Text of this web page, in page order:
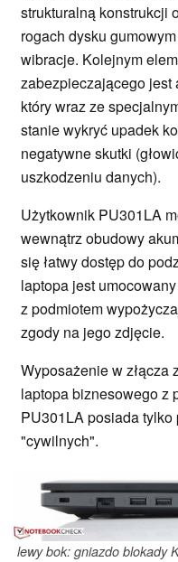
strukturalną konstrukcji
rogach dysku
wibracje. Kolejnym
zabezpieczającego jest
który wraz ze
stanie wykryć upadek
negatywne skutki
uszkodzeniu danych).
Użytkownik PU301LA
wewnątrz obudowy
się łatwy dostęp do
laptopa jest
z podmiotem
zgody na jego zdjęcie.
Wyposażenie w złącza
laptopa biznesowego z
PU301LA posiada
"cywilnych".
lewy bok: gniazdo blokady